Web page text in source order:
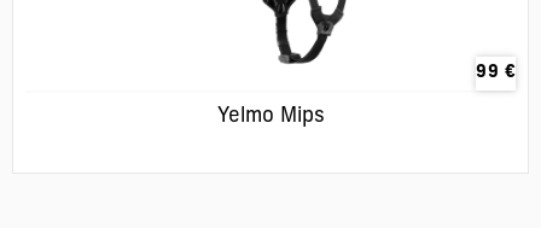
99 €
Yelmo Mips